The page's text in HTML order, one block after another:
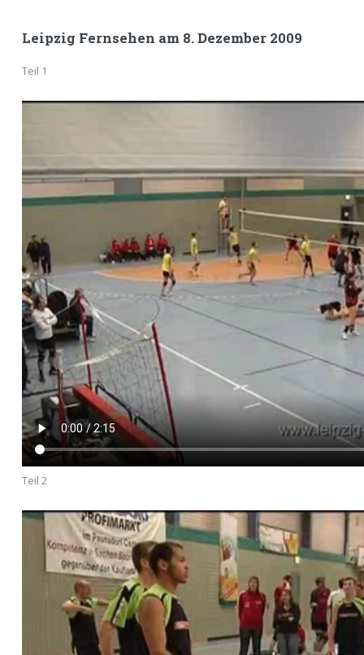
Leipzig Fernsehen am 8. Dezember 2009
Teil 1
Teil 2